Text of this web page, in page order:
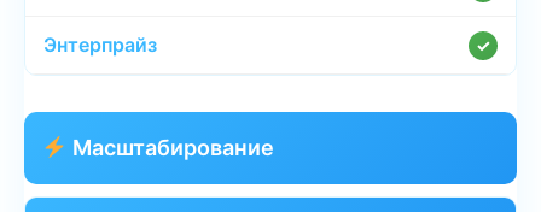
✓
Масштабирование